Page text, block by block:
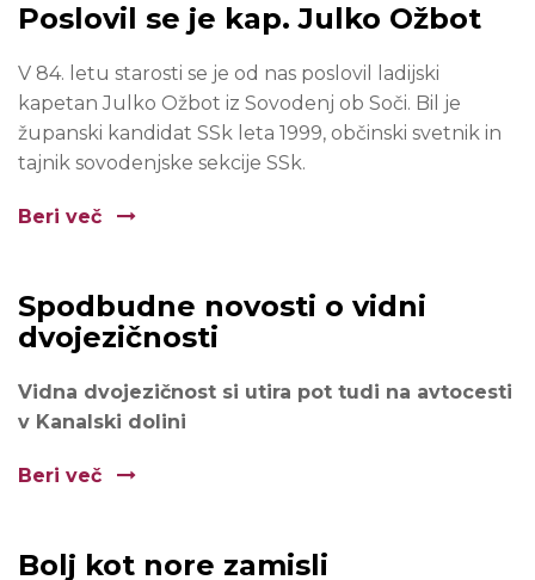
Poslovil se je kap. Julko Ožbot
V 84. letu starosti se je od nas poslovil ladijski
kapetan Julko Ožbot iz Sovodenj ob Soči. Bil je
županski kandidat SSk leta 1999, občinski svetnik in
tajnik sovodenjske sekcije SSk.
Beri več
Spodbudne novosti o vidni
dvojezičnosti
Vidna dvojezičnost si utira pot tudi na avtocesti
v Kanalski dolini
Beri več
Bolj kot nore zamisli